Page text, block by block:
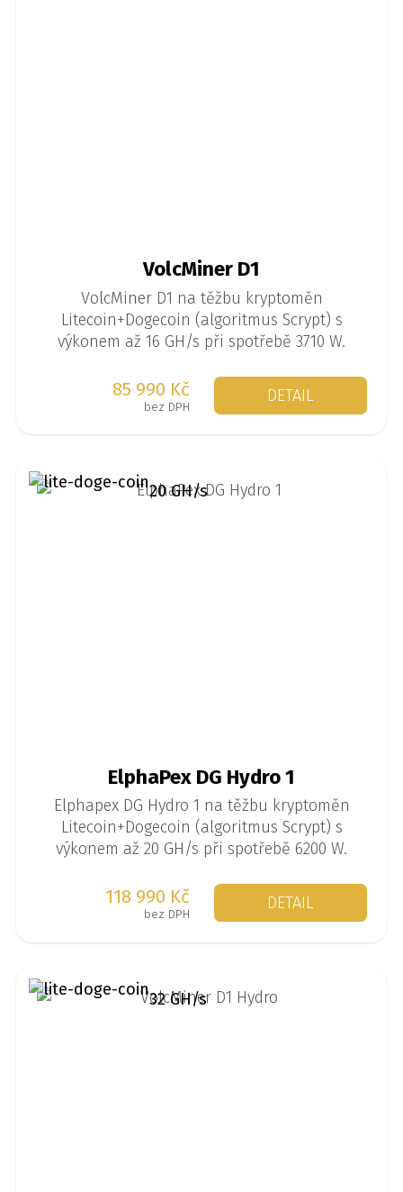
VolcMiner D1
VolcMiner D1 na těžbu kryptoměn
Litecoin+Dogecoin (algoritmus Scrypt) s
výkonem až 16 GH/s při spotřebě 3710 W.
85 990 Kč
bez DPH
DETAIL
ElphaPex DG Hydro 1
Elphapex DG Hydro 1 na těžbu kryptoměn
Litecoin+Dogecoin (algoritmus Scrypt) s
výkonem až 20 GH/s při spotřebě 6200 W.
118 990 Kč
bez DPH
DETAIL
20 GH/s
32 GH/s